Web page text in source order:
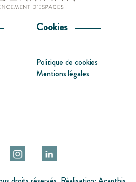
Cookies
Politique de cookies
Mentions légales